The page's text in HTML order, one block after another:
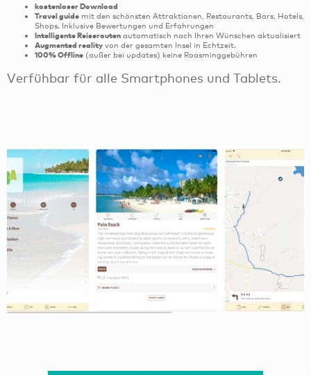
kostenloser Download
Travel guide mit den schönsten Attraktionen, Restaurants, Bars, Hotels,
Shops. Inklusive Bewertungen und Erfahrungen
Intelligente Reiserouten automatisch nach Ihren Wünschen aktualisiert
Augmented reality von der gesamten Insel in Echtzeit.
100% Offline (außer bei updates) keine Roasminggebühren
Verfühbar für alle Smartphones und Tablets.